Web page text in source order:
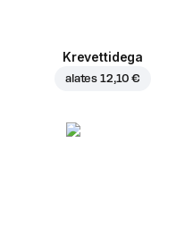
Krevettidega
alates 12,10 €